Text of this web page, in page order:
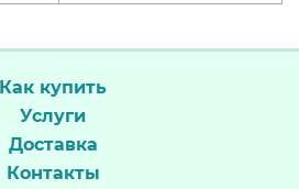
Как купить
Услуги
Доставка
Контакты